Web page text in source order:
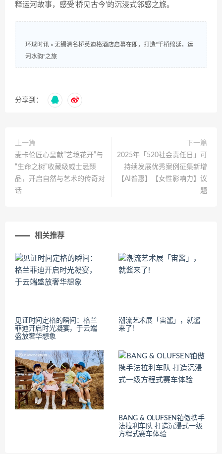
释运河故事，感受‘桥见古今’的沉浸式邻感之旅。
环球时讯 » 无锡清名桥英迪格酒店启幕在即，打造“千桥绵延，运
河水韵”之旅
分享到：
上一篇
麦卡伦匠心呈献“艺境花开”与
“生命之树”收藏级威士忌臻
品，开启自然与艺术的传奇对
话
下一篇
2025年「520社会责任日」可
持续发展优秀案例征集新增
【AI普惠】【女性影响力】议
题
相关推荐
见证时间定格的瞬间：格兰
菲迪开启时光凝宴，于云端
盛放奢华想象
潮流艺术展「宙酱」，就酱
来了!
BANG & OLUFSEN铂傲携手
法拉利车队 打造沉浸式一级
方程式赛车体验